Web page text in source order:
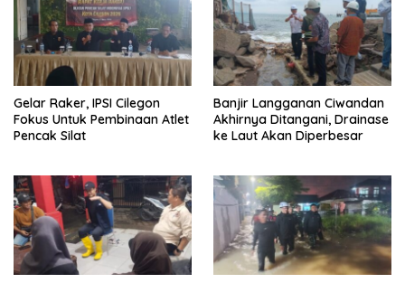
Gelar Raker, IPSI Cilegon
Fokus Untuk Pembinaan Atlet
Pencak Silat
Banjir Langganan Ciwandan
Akhirnya Ditangani, Drainase
ke Laut Akan Diperbesar